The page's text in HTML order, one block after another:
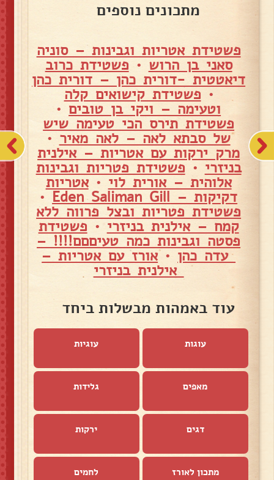
מתכונים נוספים
פשטידת אטריות וגבינות – סוניה
סאני בן הרוש • פשטידת כרוב
דיאטטית -דורית כהן – דורית כהן
• פשטידת קישואים קלה
וטעימה – ויקי בן טובים •
פשטידת תירס הכי טעימה שיש
של סבתא לאה – לאה מאיר •
מרק ירקות עם אטריות – אילנית
בניזרי • פשטידת פטריות וגבינות
אלוהית – אורית לוי •אטריות
דקיקות – Eden Saliman Gill •
פשטידת פטריות ובצל פרווה ללא
קמח – אילנית בניזרי• פשטידת
פסטה וגבינות כמה טעיםםם!!!! –
עדה כהן •אורז עם אטריות –
אילנית בניזרי
עוד באמהות מבשלות ביחד
עוגות עוגיות
מאפים גלידות
דגים ירקות
מתכון לאורז לחמים